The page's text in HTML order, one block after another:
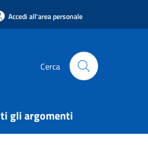
Accedi all'area personale
Cerca
gli argomenti